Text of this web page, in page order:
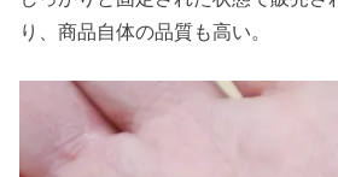
り、商品自体の品質も高い。